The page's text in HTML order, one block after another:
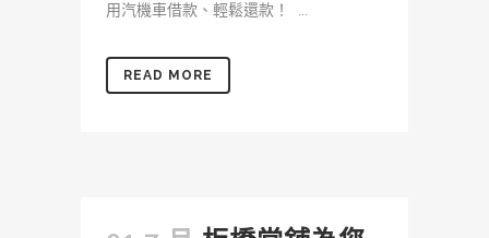
用汽機車借款、輕鬆還款！ ...
READ MORE